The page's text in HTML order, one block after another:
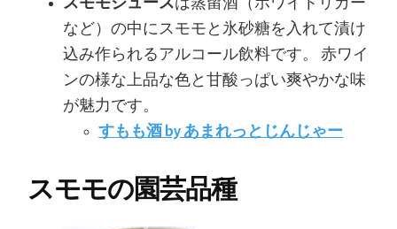
など）の中にスモモと氷砂糖を入れて漬け
込み作られるアルコール飲料です。
赤ワイ
ンの様な上品な色と甘酸っぱい爽やかな味
が魅力です。
すもも酒 by あまれっとじんじゃー
スモモの園芸品種